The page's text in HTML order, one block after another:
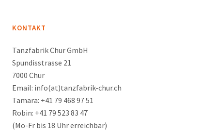
KONTAKT
Tanzfabrik Chur GmbH
Spundisstrasse 21
7000 Chur
Email: info(at)tanzfabrik-chur.ch
Tamara: +41 79 468 97 51
Robin: +41 79 523 83 47
(Mo-Fr bis 18 Uhr erreichbar)